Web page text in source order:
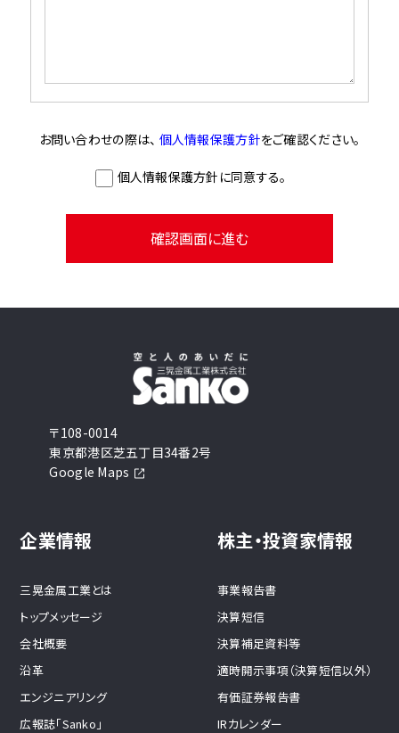
お問い合わせの際は、 個人情報保護方針をご確認ください。
個人情報保護方針に同意する。
〒108-0014
東京都港区芝五丁目34番2号
Google Maps
企業情報
三晃金属工業とは
トップメッセージ
会社概要
沿革
エンジニアリング
広報誌「Sanko」
株主・投資家情報
事業報告書
決算短信
決算補足資料等
適時開示事項（決算短信以外）
有価証券報告書
IRカレンダー